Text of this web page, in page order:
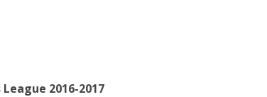
2016-2017